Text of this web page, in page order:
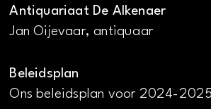
Antiquariaat De Alkenaer
Jan Oijevaar, antiquaar
Beleidsplan
Ons beleidsplan voor 2024-